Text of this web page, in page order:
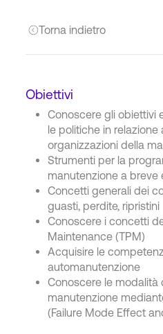
Torna indietro
Obiettivi
Conoscere gli obiettivi
le politiche in relazione
organizzazioni della
Strumenti per la
manutenzione a breve
Concetti generali dei
guasti, perdite, ripristini
Conoscere i concetti
Maintenance (TPM)
Acquisire le
automanutenzione
Conoscere le modalità
manutenzione
(Failure Mode Effect